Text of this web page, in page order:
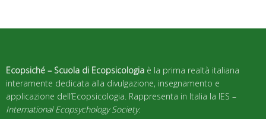
Ecopsiché – Scuola di Ecopsicologia è la prima realtà italiana
interamente dedicata alla divulgazione, insegnamento e
applicazione dell’Ecopsicologia. Rappresenta in Italia la IES –
International Ecopsychology Society.